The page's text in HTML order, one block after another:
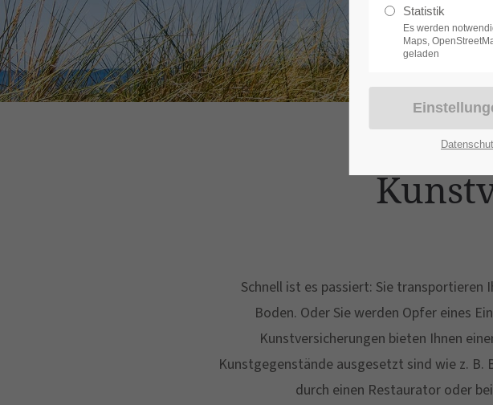
Schnell ist es passiert: Sie transportieren
Boden. Oder Sie werden Opfer eines
Kunstversicherungen bieten Ihnen
Kunstgegenstände ausgesetzt sind wie z. B.
durch einen Restaurator oder
Statistik
Es werden
Maps,
geladen